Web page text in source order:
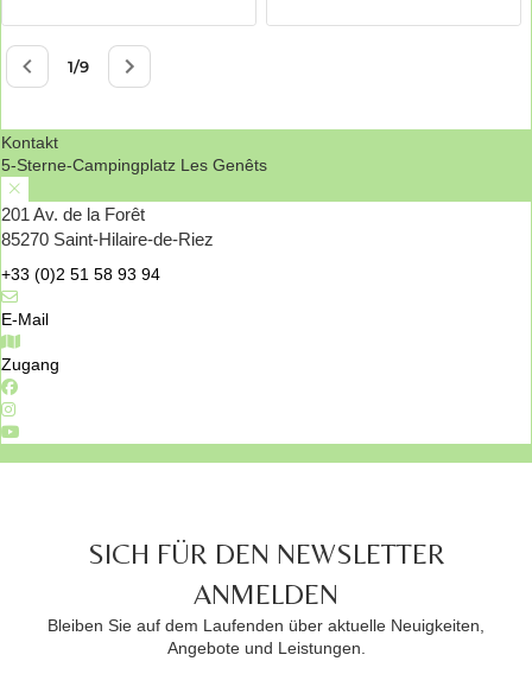
Kontakt
5-Sterne-Campingplatz Les Genêts
201 Av. de la Forêt
85270 Saint-Hilaire-de-Riez
+33 (0)2 51 58 93 94
E-Mail
Zugang
SICH FÜR DEN NEWSLETTER
ANMELDEN
Bleiben Sie auf dem Laufenden über aktuelle Neuigkeiten,
Angebote und Leistungen.